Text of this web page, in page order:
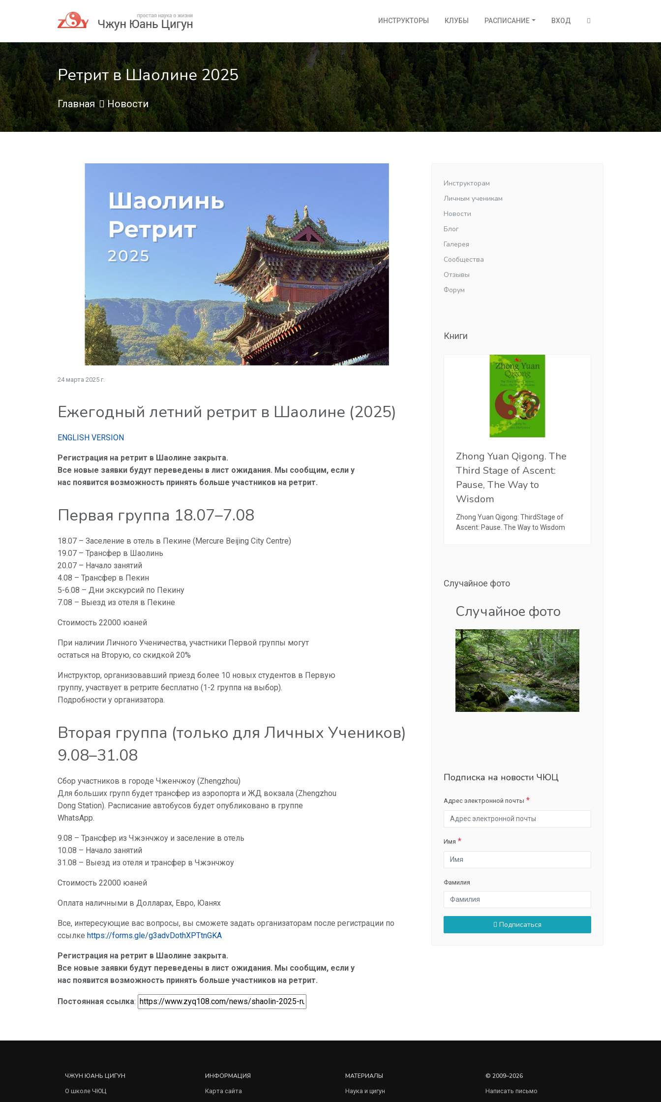
ИНСТРУКТОРЫ КЛУБЫ РАСПИСАНИЕ ВХОД
Ретрит в Шаолине 2025
Главная Новости
24 марта 2025 г.
Ежегодный летний ретрит в Шаолине (2025)
ENGLISH VERSION
Регистрация на ретрит в Шаолине закрыта.
Все новые заявки будут переведены в лист ожидания. Мы сообщим, если у
нас появится возможность принять больше участников на ретрит.
Первая группа 18.07–7.08
18.07 – Заселение в отель в Пекине (Mercure Beijing City Centre)
19.07 – Трансфер в Шаолинь
20.07 – Начало занятий
4.08 – Трансфер в Пекин
5-6.08 – Дни экскурсий по Пекину
7.08 – Выезд из отеля в Пекине
Стоимость 22000 юаней
При наличии Личного Ученичества, участники Первой группы могут
остаться на Вторую, со скидкой 20%
Инструктор, организовавший приезд более 10 новых студентов в Первую
группу, участвует в ретрите бесплатно (1-2 группа на выбор).
Подробности у организатора.
Вторая группа (только для Личных Учеников)
9.08–31.08
Сбор участников в городе Чженчжоу (Zhengzhou)
Для больших групп будет трансфер из аэропорта и ЖД вокзала (Zhengzhou
Dong Station). Расписание автобусов будет опубликовано в группе
WhatsApp.
9.08 – Трансфер из Чжэнчжоу и заселение в отель
10.08 – Начало занятий
31.08 – Выезд из отеля и трансфер в Чжэнчжоу
Стоимость 22000 юаней
Оплата наличными в Долларах, Евро, Юанях
Все, интересующие вас вопросы, вы сможете задать организаторам после регистрации по
ссылке https://forms.gle/g3advDothXPTtnGKA
Регистрация на ретрит в Шаолине закрыта.
Все новые заявки будут переведены в лист ожидания. Мы сообщим, если у
нас появится возможность принять больше участников на ретрит.
Постоянная ссылка:
Инструкторам
Личным ученикам
Новости
Блог
Галерея
Сообщества
Отзывы
Форум
Книги
Zhong Yuan Qigong. The
Third Stage of Ascent:
Pause, The Way to
Wisdom
Zhong Yuan Qigong: ThirdStage of
Ascent: Pause. The Way to Wisdom
Случайное фото
Случайное фото
Подписка на новости ЧЮЦ
Адрес электронной почты
Имя
Фамилия
Подписаться
ЧЖУН ЮАНЬ ЦИГУН
О школе ЧЮЦ
ИНФОРМАЦИЯ
Карта сайта
МАТЕРИАЛЫ
Наука и цигун
© 2009–2026
Написать письмо